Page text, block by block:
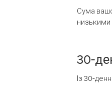
Сума
30-
Із 30-